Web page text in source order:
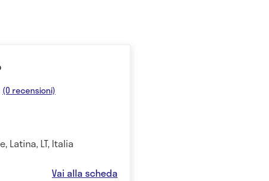
(0 recensioni)
Latina, LT, Italia
Vai alla scheda